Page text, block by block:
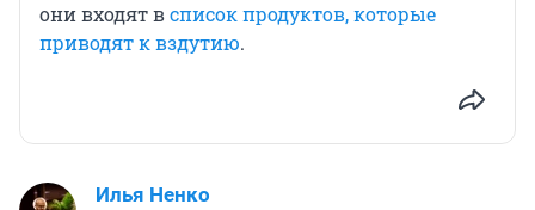
они входят всписок продуктов, которые
приводят к вздутию.
Илья Ненко